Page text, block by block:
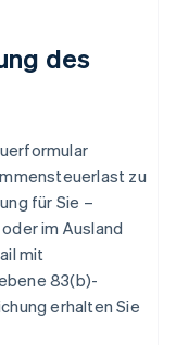
des
zu
für Sie –
im Ausland
mit
83(b)-
erhalten Sie